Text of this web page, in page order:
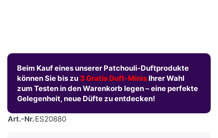
Beim Kauf eines unserer Patchouli-Duftprodukte
können Sie bis zu 3 Gratis Duft-Minis Ihrer Wahl
zum Testen in den Warenkorb legen – eine perfekte
Gelegenheit, neue Düfte zu entdecken!
Art.-Nr.ES20880